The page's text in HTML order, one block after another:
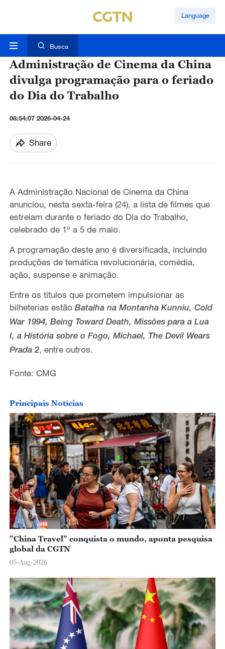
Language
Busca
Administração de Cinema da China
divulga programação para o feriado
do Dia do Trabalho
08:54:07 2026-04-24
Share
A Administração Nacional de Cinema da China
anunciou, nesta sexta-feira (24), a lista de filmes que
estreiam durante o feriado do Dia do Trabalho,
celebrado de 1º a 5 de maio.
A programação deste ano é diversificada, incluindo
produções de temática revolucionária, comédia,
ação, suspense e animação.
Entre os títulos que prometem impulsionar as
bilheterias estão Batalha na Montanha Kunniu, Cold
War 1994, Being Toward Death, Missões para a Lua
I, a História sobre o Fogo, Michael, The Devil Wears
Prada 2, entre outros.
Fonte: CMG
Principais Notícias
"China Travel" conquista o mundo, aponta pesquisa
global da CGTN
05-Aug-2026